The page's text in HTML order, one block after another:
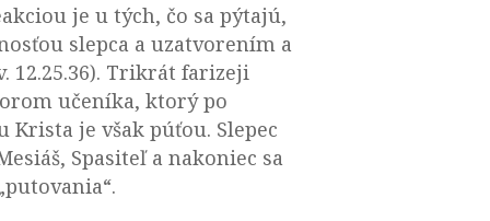
je u tých, čo sa pýtajú,
slepca a uzatvorením a
12.25.36). Trikrát farizeji
učeníka, ktorý po
je však púťou. Slepec
Spasiteľ a nakoniec sa